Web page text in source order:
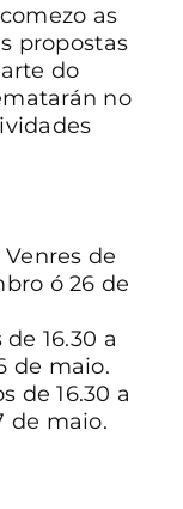
as
propostas
do
no
Venres de
ó 26 de
16.30 a
de maio.
de 16.30 a
de maio.